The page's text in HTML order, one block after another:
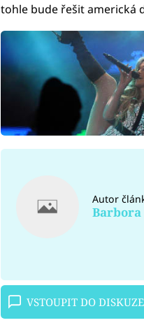
tohle bude řešit americká
Autor
Barbora
VSTOUPIT DO DISKUZE